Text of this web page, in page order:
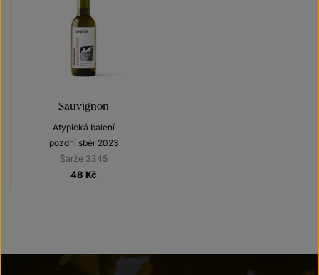
Sauvignon
Atypická balení
pozdní sběr 2023
Šarže 3345
48 Kč